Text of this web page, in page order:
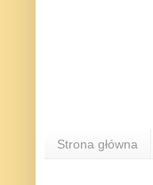
Strona główna